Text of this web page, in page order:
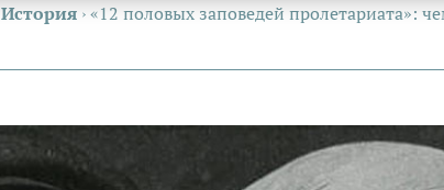
История ›«12 половых заповедей пролетариата»: